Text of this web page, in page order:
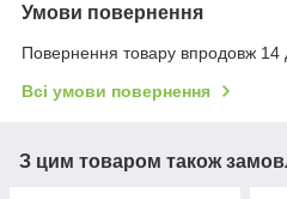
Умови повернення
Повернення товару впродовж 14
Всі умови повернення
З цим товаром також